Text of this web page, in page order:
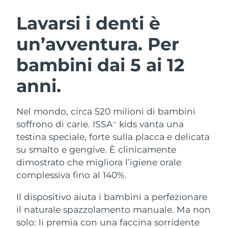
Lavarsi i denti è
un’avventura. Per
bambini dai 5 ai 12
anni.
Nel mondo, circa 520 milioni di bambini
soffrono di carie. ISSATM
kids vanta una
testina speciale, forte sulla placca e delicata
su smalto e gengive. È clinicamente
dimostrato che migliora l’igiene orale
complessiva fino al 140%.
Il dispositivo aiuta i bambini a perfezionare
il naturale spazzolamento manuale. Ma non
solo: li premia con una faccina sorridente
Detersione viso
Anti-aging massage
LUNA™ 4 Plus
Massage, LED heating
LUNA™ 4 Men
For men, anti-aging massage
Lifting viso
Microcurrent toning
BEAR™ 2 go
Microcurrent toning on-the-go
BEAR™ 2 eyes & lips
Microcurrent line smoothing device
Idratazione
UFO™ 3 pacchetto
Deep facial hydration
Near-infrared and red light therapy
device
Igiene orale
issa™ 4
Hybrid silicone sonic toothbrush
issa™ 4 plus
Smart hybrid silicone sonic toothbrush
TRATTAMENTI ANTI-AGE FAQ™
Anti-age Trattamenti LED
NEW
Austria Consegna stimata
Bahrein Consegna stimata
Belgio Consegna stimata
Bermuda
Bosnia ed
Erzegovina
Consegna stimata8/12/26
Brunei Consegna stimata
Bulgaria Consegna stimata
Canada Consegna stimata8/13/26
Cile Consegna stimata 8/13/26